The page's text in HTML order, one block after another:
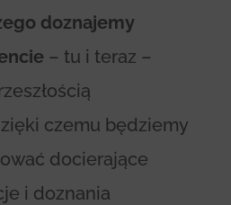
doznajemy
– tu i teraz –
czemu będziemy
docierające
i doznania